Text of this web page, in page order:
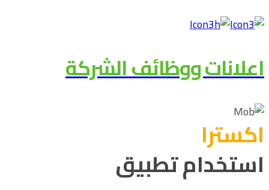
اعلانات ووظائف الشركة
اکسترا
استخدام تطبيق